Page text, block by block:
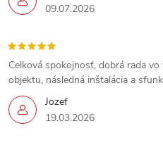
09.07.2026
Jozef
19.03.2026
Celková spokojnosť, dobrá rada
objektu, následná inštalácia a